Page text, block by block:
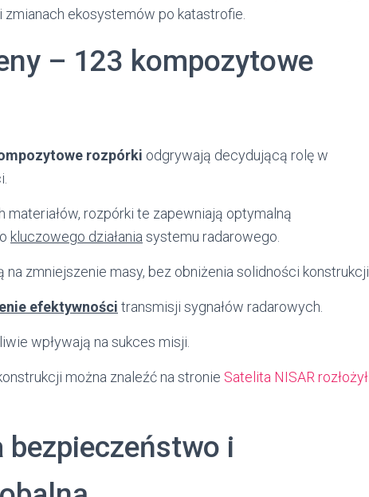
ekosystemów po katastrofie.
– 123 kompozytowe
rozpórki odgrywają decydującą rolę w
materiałów, rozpórki te zapewniają optymalną
kluczowego działania systemu radarowego.
zmniejszenie masy, bez obniżenia solidności konstrukcji.
efektywności transmisji sygnałów radarowych.
wpływają na sukces misji.
można znaleźć na stronie Satelita NISAR rozłożył
bezpieczeństwo i